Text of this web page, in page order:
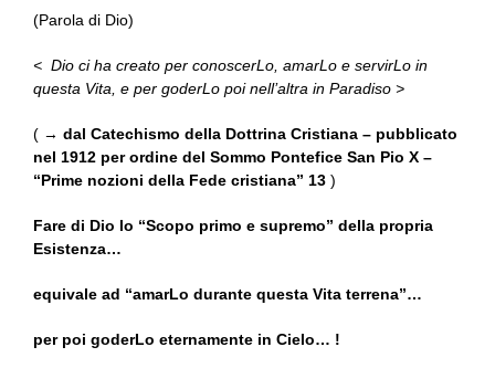
(Parola di Dio)
< Dio ci ha creato per conoscerLo, amarLo e servirLo in
questa Vita, e per goderLo poi nell’altra in Paradiso >
( → dal Catechismo della Dottrina Cristiana – pubblicato
nel 1912 per ordine del Sommo Pontefice San Pio X –
“Prime nozioni della Fede cristiana” 13 )
Fare di Dio lo “Scopo primo e supremo” della propria
Esistenza…
equivale ad “amarLo durante questa Vita terrena”…
per poi goderLo eternamente in Cielo… !